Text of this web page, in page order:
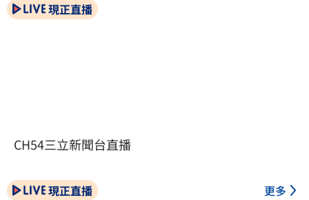
現正直播
CH54三立新聞台直播
現正直播 更多